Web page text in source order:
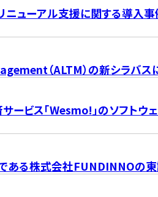
ューアル支援に関する導入
（ALTM）の新シラバス
ービス「Wesmo!」のソフト
ある株式会社FUNDINNOの